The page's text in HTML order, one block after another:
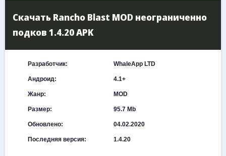
Скачать Rancho Blast MOD неограниченно
подков 1.4.20 APK
Разработчик: WhaleApp LTD
Андроид: 4.1+
Жанр: MOD
Размер: 95.7 Mb
Обновлено: 04.02.2020
Последняя версия: 1.4.20